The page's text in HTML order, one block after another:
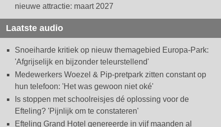
nieuwe attractie: maart 2027
Laatste audio
Snoeiharde kritiek op nieuw themagebied Europa-Park:
'Afgrijselijk en bijzonder teleurstellend'
Medewerkers Woezel & Pip-pretpark zitten constant op
hun telefoon: 'Het was gewoon niet oké'
Is stoppen met schoolreisjes dé oplossing voor de
Efteling? 'Pijnlijk om te constateren'
Efteling Grand Hotel genereerde in vijf maanden al